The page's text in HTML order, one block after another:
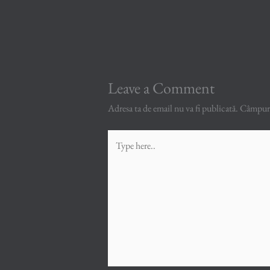
Leave a Comment
Adresa ta de email nu va fi publicată.
here..